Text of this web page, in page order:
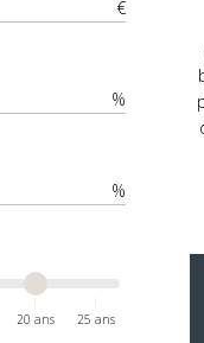
€
%
%
20 ans 25 ans